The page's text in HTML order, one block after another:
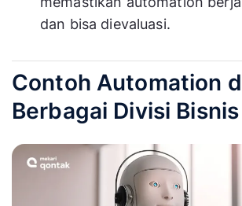
dan bisa dievaluasi.
Contoh Automation
Berbagai Divisi Bisnis